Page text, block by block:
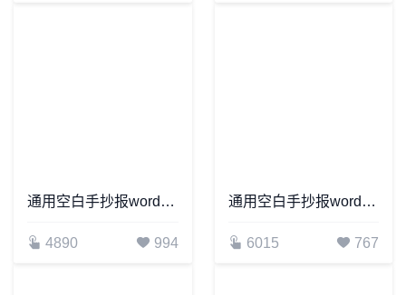
通用空白手抄报word模板(9)
4890 994
通用空白手抄报word模板(11)
6015 767